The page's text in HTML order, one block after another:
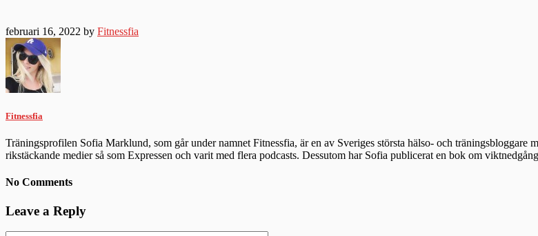
februari 16, 2022 by Fitnessfia
Fitnessfia
Träningsprofilen Sofia Marklund, som går under namnet Fitnessfia, är en av Sveriges största hälso- och
rikstäckande medier så som Expressen och varit med flera podcasts. Dessutom har Sofia publicerat en bok om
No Comments
Leave a Reply